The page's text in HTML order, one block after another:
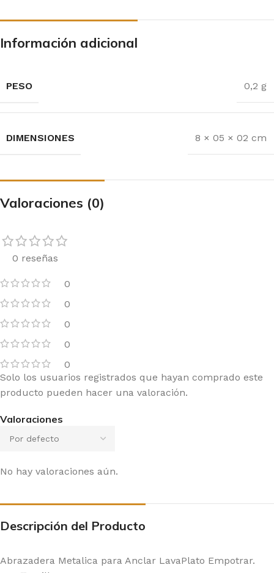
Información adicional
PESO 0,2 g
DIMENSIONES 8 × 05 × 02 cm
Valoraciones (0)
0 reseñas
0
0
0
0
0
Valoraciones
No hay valoraciones aún.
Solo los usuarios registrados que hayan comprado este
producto pueden hacer una valoración.
Descripción del Producto
Abrazadera Metalica para Anclar LavaPlato Empotrar.